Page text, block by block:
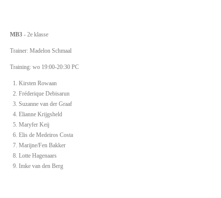
MB3 - 2e klasse
Trainer: Madelon Schmaal
Training: wo 19:00-20:30 PC
Kirsten Rowaan
Fréderique Debisarun
Suzanne van der Graaf
Elianne Krijgsheld
Maryfer Keij
Elis de Medeiros Costa
Marijne/Fen Bakker
Lotte Hagenaars
Imke van den Berg